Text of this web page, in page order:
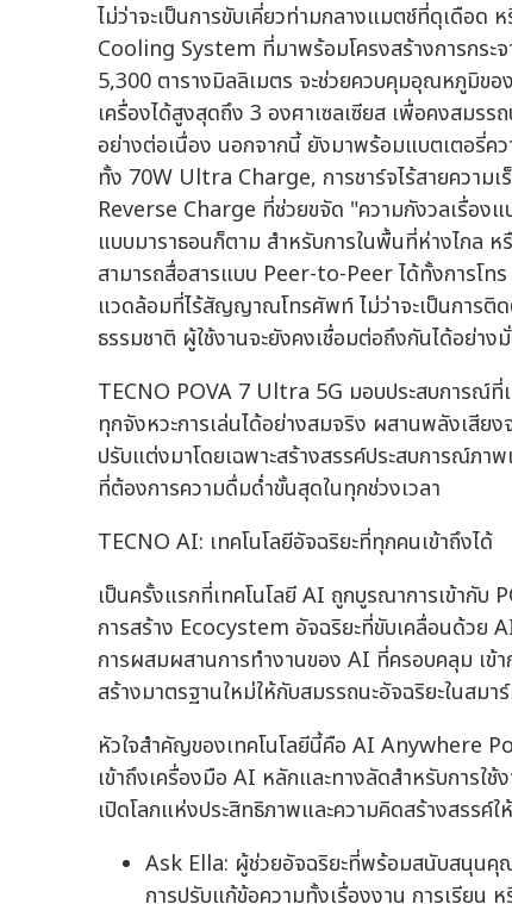
ไม่ว่าจะเป็นการขับเคี่ยวท่ามกลางแมตช์ที่ดุเดือด
Cooling System ที่มาพร้อมโครงสร้างการกร
5,300 ตารางมิลลิเมตร จะช่วยควบคุมอุณหภูมิข
เครื่องได้สูงสุดถึง 3 องศาเซลเซียส เพื่อคงสมร
อย่างต่อเนื่อง นอกจากนี้ ยังมาพร้อมแบตเตอรี่ค
ทั้ง 70W Ultra Charge, การชาร์จไร้สายความ
Reverse Charge ที่ช่วยขจัด "ความกังวลเรื่องแ
แบบมาราธอนก็ตาม สำหรับการในพื้นที่ห่างไกล
สามารถสื่อสารแบบ Peer-to-Peer ได้ทั้งการโท
แวดล้อมที่ไร้สัญญาณโทรศัพท์ ไม่ว่าจะเป็นการติ
ธรรมชาติ ผู้ใช้งานจะยังคงเชื่อมต่อถึงกันได้อย่า
TECNO POVA 7 Ultra 5G มอบประสบการณ์
ทุกจังหวะการเล่นได้อย่างสมจริง ผสานพลังเสี
ปรับแต่งมาโดยเฉพาะสร้างสรรค์ประสบการณ์ภา
ที่ต้องการความดื่มด่ำขั้นสุดในทุกช่วงเวลา
TECNO AI: เทคโนโลยีอัจฉริยะที่ทุกคนเข้าถึงได้
เป็นครั้งแรกที่เทคโนโลยี AI ถูกบูรณาการเข้ากั
การสร้าง Ecocystem อัจฉริยะที่ขับเคลื่อนด้วย
การผสมผสานการทำงานของ AI ที่ครอบคลุม เข้
สร้างมาตรฐานใหม่ให้กับสมรรถนะอัจฉริยะในสม
หัวใจสำคัญของเทคโนโลยีนี้คือ AI Anywhere
เข้าถึงเครื่องมือ AI หลักและทางลัดสำหรับการใ
เปิดโลกแห่งประสิทธิภาพและความคิดสร้างสรรค์
Ask Ella: ผู้ช่วยอัจฉริยะที่พร้อมสนับสนุนคุณ
การปรับแก้ข้อความทั้งเรื่องงาน การเรียน